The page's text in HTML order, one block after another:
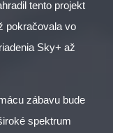
tento projekt
pokračovala vo
Sky+ až
zábavu bude
spektrum